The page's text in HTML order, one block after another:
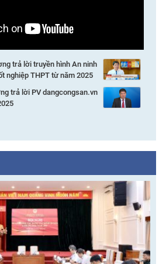
trả lời truyền hình An ninh
nghiệp THPT từ năm 2025
trả lời PV dangcongsan.vn